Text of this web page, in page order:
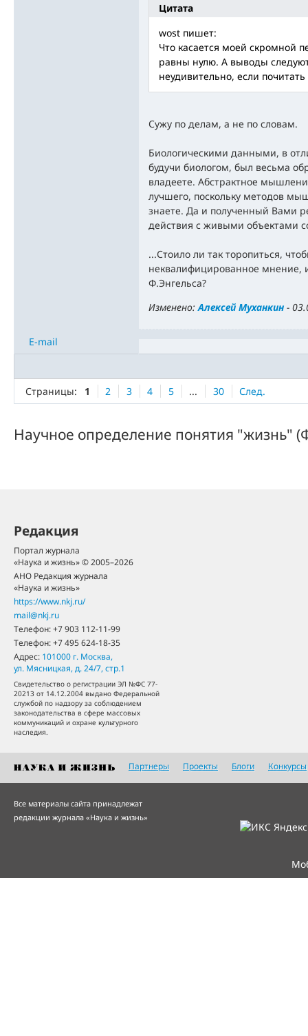
Цитата
wost пишет:
Что касается моей скромной
равны нулю. А выводы
неудивительно, если
Сужу по делам, а не по словам.
Биологическими данными, в
будучи биологом, был весьма
владеете. Абстрактное
лучшего, поскольку методов
знаете. Да и полученный Вами
действия с живыми объектами
...Стоило ли так торопиться,
неквалифицированное мнение,
Ф.Энгельса?
Изменено:Алексей Муханкин -
E-mail
Страницы: 1 2 3 4 5 ... 30 След.
Научное определение понятия "жизнь"
Редакция
Портал журнала
«Наука и жизнь» © 2005–2026
АНО Редакция журнала
«Наука и жизнь»
https://www.nkj.ru/
mail@nkj.ru
Телефон:+7 903 112-11-99
Телефон:+7 495 624-18-35
Адрес: 101000 г. Москва,
ул. Мясницкая, д. 24/7, стр.1
Свидетельство о регистрации ЭЛ №ФС 77-
20213 от 14.12.2004 выдано Федеральной
службой по надзору за соблюдением
законодательства в сфере массовых
коммуникаций и охране культурного
наследия.
Партнеры Проекты Блоги Конкурсы
Все материалы сайта принадлежат
редакции журнала «Наука и жизнь»